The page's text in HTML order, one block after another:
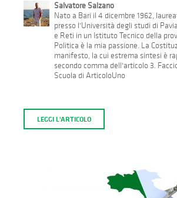
Salvatore Salzano
Nato a Bari il 4 dicembre 1962,
presso l'Università degli studi di
e Reti in un Istituto Tecnico della
Politica è la mia passione. La
manifesto, la cui estrema sintesi è
secondo comma dell'articolo 3.
Scuola di ArticoloUno
LEGGI L'ARTICOLO